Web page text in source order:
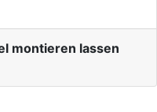
montieren lassen